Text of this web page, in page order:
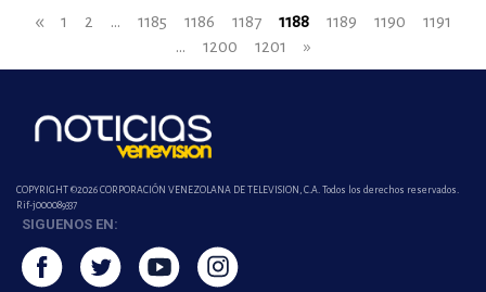
« 1 2 ... 1185 1186 1187 1188 1189 1190
1191
...
1200 1201 »
COPYRIGHT ©2026 CORPORACIÓN VENEZOLANA DE TELEVISION, C.A. Todos los derechos reservados.
Rif-j000089337
SIGUENOS EN: